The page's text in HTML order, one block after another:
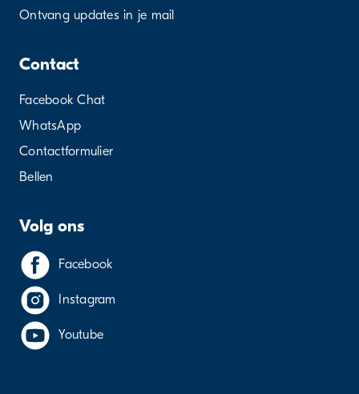
Ontvang updates in je mail
Contact
Facebook Chat
WhatsApp
Contactformulier
Bellen
Volg ons
Facebook
Instagram
Youtube